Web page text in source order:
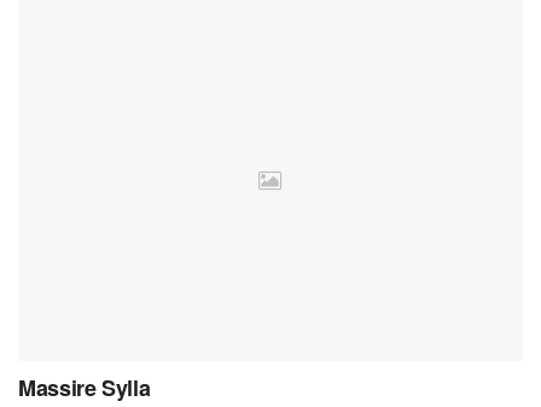
Massire Sylla